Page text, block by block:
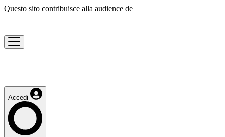
Questo sito contribuisce alla audience de
Accedi